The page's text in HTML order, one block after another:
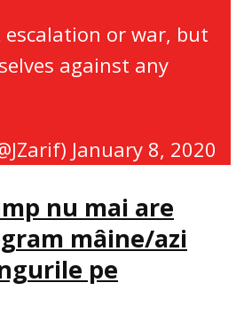
escalation or war, but
against any
January 8, 2020
nu mai are
mâine/azi
pe